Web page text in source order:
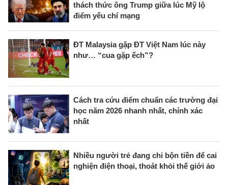
thách thức ông Trump giữa lúc Mỹ lộ
điểm yếu chí mạng
ĐT Malaysia gặp ĐT Việt Nam lúc này
như… “cua gặp ếch”?
Cách tra cứu điểm chuẩn các trường đại
học năm 2026 nhanh nhất, chính xác
nhất
Nhiều người trẻ đang chi bộn tiền để cai
nghiện điện thoại, thoát khỏi thế giới ảo